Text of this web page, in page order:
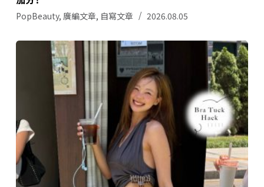
PopBeauty, 廣編文章, 自寫文章 2026.08.05